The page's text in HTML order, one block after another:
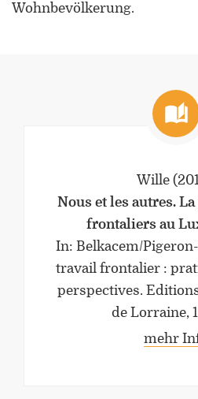
des
Luxemburg
Wohnbevölkerung.
Wille
Nous et les autres.
frontaliers au
In: Belkacem/
travail frontalier :
perspectives.
de Lorraine,
mehr